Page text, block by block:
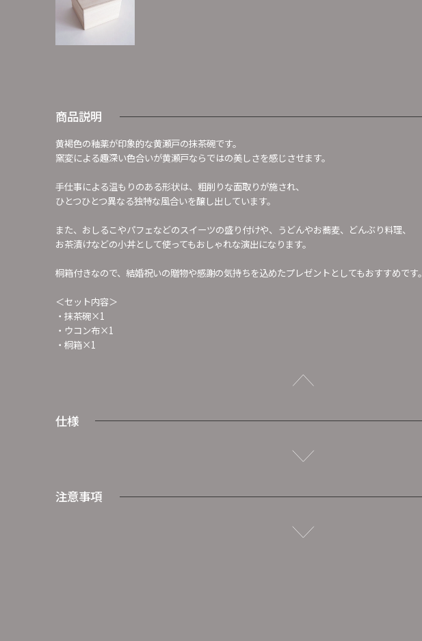
商品説明
黄褐色の釉薬が印象的な黄瀬戸の抹茶碗です。
窯変による趣深い色合いが黄瀬戸ならではの美しさを感じさせます。
手仕事による温もりのある形状は、粗削りな面取りが施され、
ひとつひとつ異なる独特な風合いを醸し出しています。
また、おしるこやパフェなどのスイーツの盛り付けや、うどんやお蕎麦、どんぶり料理、
お茶漬けなどの小丼として使ってもおしゃれな演出になります。
桐箱付きなので、結婚祝いの贈物や感謝の気持ちを込めたプレゼントとしてもおすすめです。
＜セット内容＞
・抹茶碗×1
・ウコン布×1
・桐箱×1
仕様
注意事項